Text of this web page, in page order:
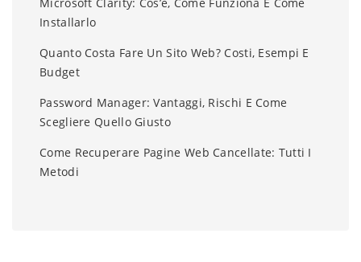
Microsoft Clarity: Cos’è, Come Funziona E Come
Installarlo
Quanto Costa Fare Un Sito Web? Costi, Esempi E
Budget
Password Manager: Vantaggi, Rischi E Come
Scegliere Quello Giusto
Come Recuperare Pagine Web Cancellate: Tutti I
Metodi